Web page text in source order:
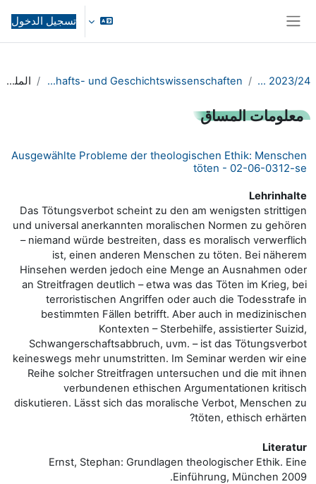
تسجيل الدخول
WiSe 2023/24
FB02 Gesellschafts- und Geschichtswissenschaften الملخص
معلومات المساق
Ausgewählte Probleme der theologischen Ethik: Menschen
töten - 02-06-0312-se
Lehrinhalte
Das Tötungsverbot scheint zu den am wenigsten strittigen
und universal anerkannten moralischen Normen zu gehören
– niemand würde bestreiten, dass es moralisch verwerflich
ist, einen anderen Menschen zu töten. Bei näherem
Hinsehen werden jedoch eine Menge an Ausnahmen oder
an Streitfragen deutlich – etwa was das Töten im Krieg, bei
terroristischen Angriffen oder auch die Todesstrafe in
bestimmten Fällen betrifft. Aber auch in medizinischen
Kontexten – Sterbehilfe, assistierter Suizid,
Schwangerschaftsabbruch, uvm. – ist das Tötungsverbot
keineswegs mehr unumstritten. Im Seminar werden wir eine
Reihe solcher Streitfragen untersuchen und die mit ihnen
verbundenen ethischen Argumentationen kritisch
diskutieren. Lässt sich das moralische Verbot, Menschen zu
töten, ethisch erhärten?
Literatur
Ernst, Stephan: Grundlagen theologischer Ethik. Eine
Einführung, München 2009.